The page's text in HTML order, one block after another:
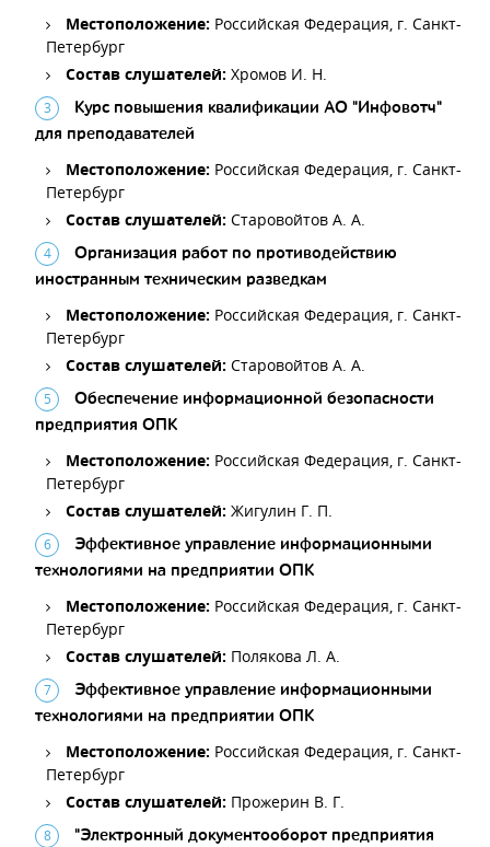
Местоположение: Российская Федерация, г. Санкт-
Петербург
Состав слушателей:Хромов И. Н.
Курс повышения квалификации АО "Инфовотч"
для преподавателей
Местоположение: Российская Федерация, г. Санкт-
Петербург
Состав слушателей:Старовойтов А. А.
Организация работ по противодействию
иностранным техническим разведкам
Местоположение: Российская Федерация, г. Санкт-
Петербург
Состав слушателей:Старовойтов А. А.
Обеспечение информационной безопасности
предприятия ОПК
Местоположение: Российская Федерация, г. Санкт-
Петербург
Состав слушателей:Жигулин Г. П.
Эффективное управление информационными
технологиями на предприятии ОПК
Местоположение: Российская Федерация, г. Санкт-
Петербург
Состав слушателей: Полякова Л. А.
Эффективное управление информационными
технологиями на предприятии ОПК
Местоположение: Российская Федерация, г. Санкт-
Петербург
Состав слушателей: Прожерин В. Г.
"Электронный документооборот предприятия